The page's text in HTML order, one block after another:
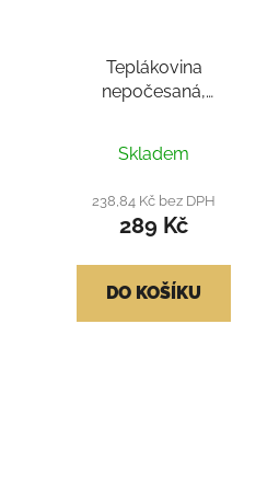
Teplákovina
nepočesaná,
Skladem
238,84 Kč bez DPH
289 Kč
DO KOŠÍKU